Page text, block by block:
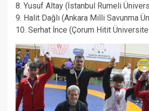
8. Yusuf Altay (İstanbul Rumeli
9. Halit Dağlı (Ankara Milli Savunma
10. Serhat İnce (Çorum Hitit